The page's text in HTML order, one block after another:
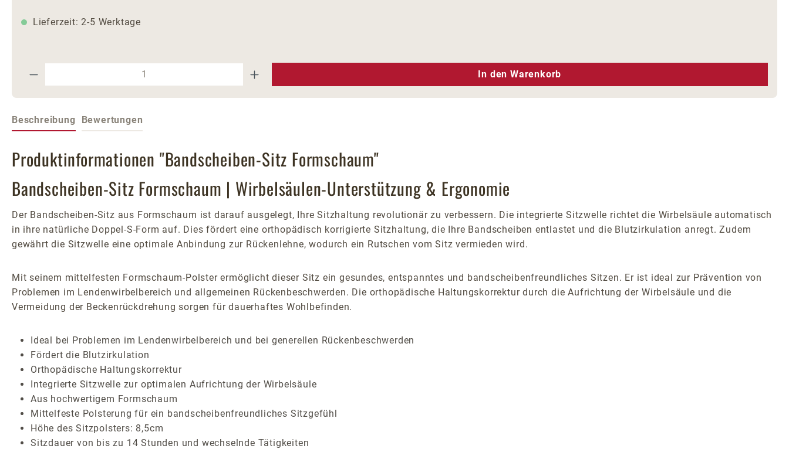
Lieferzeit: 2-5 Werktage
Produkt Anzahl: Gib den gewünschten Wert ein oder benutze die Schaltflächen um die Anzahl zu erhöhen oder zu
In den Warenkorb
Beschreibung Bewertungen
Produktinformationen "Bandscheiben-Sitz Formschaum"
Bandscheiben-Sitz Formschaum | Wirbelsäulen-Unterstützung & Ergonomie
Der Bandscheiben-Sitz aus Formschaum ist darauf ausgelegt, Ihre Sitzhaltung revolutionär zu verbessern. Die integrierte Sitzwelle richtet die Wirbelsäule automatisch
in ihre natürliche Doppel-S-Form auf. Dies fördert eine orthopädisch korrigierte Sitzhaltung, die Ihre Bandscheiben entlastet und die Blutzirkulation anregt. Zudem
gewährt die Sitzwelle eine optimale Anbindung zur Rückenlehne, wodurch ein Rutschen vom Sitz vermieden wird.
Mit seinem mittelfesten Formschaum-Polster ermöglicht dieser Sitz ein gesundes, entspanntes und bandscheibenfreundliches Sitzen. Er ist ideal zur Prävention von
Problemen im Lendenwirbelbereich und allgemeinen Rückenbeschwerden. Die orthopädische Haltungskorrektur durch die Aufrichtung der Wirbelsäule und die
Vermeidung der Beckenrückdrehung sorgen für dauerhaftes Wohlbefinden.
Ideal bei Problemen im Lendenwirbelbereich und bei generellen Rückenbeschwerden
Fördert die Blutzirkulation
Orthopädische Haltungskorrektur
Integrierte Sitzwelle zur optimalen Aufrichtung der Wirbelsäule
Aus hochwertigem Formschaum
Mittelfeste Polsterung für ein bandscheibenfreundliches Sitzgefühl
Höhe des Sitzpolsters: 8,5cm
Sitzdauer von bis zu 14 Stunden und wechselnde Tätigkeiten